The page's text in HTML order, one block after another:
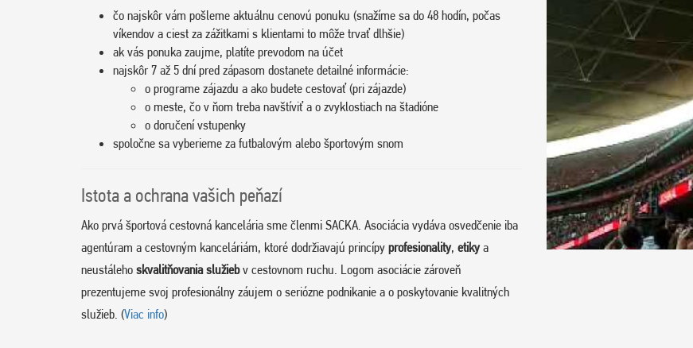
čo najskôr vám pošleme aktuálnu cenovú ponuku (snažíme sa do 48 hodín, počas
víkendov a ciest za zážitkami s klientami to môže trvať dlhšie)
ak vás ponuka zaujme, platíte prevodom na účet
najskôr 7 až 5 dní pred zápasom dostanete detailné informácie:
o programe zájazdu a ako budete cestovať (pri zájazde)
o meste, čo v ňom treba navštíviť a o zvyklostiach na štadióne
o doručení vstupenky
spoločne sa vyberieme za futbalovým alebo športovým snom
Istota a ochrana vašich peňazí
Ako prvá športová cestovná kancelária sme členmi SACKA. Asociácia vydáva osvedčenie iba
agentúram a cestovným kanceláriám, ktoré dodržiavajú princípy profesionality, etikya
neustáleho skvalitňovania služiebv cestovnom ruchu. Logom asociácie zároveň
prezentujeme svoj profesionálny záujem o seriózne podnikanie a o poskytovanie kvalitných
služieb. (Viac info)